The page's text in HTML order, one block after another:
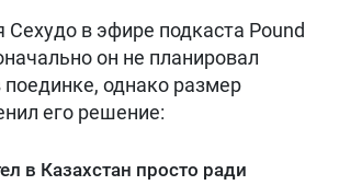
Сехудо в эфире подкаста Pound
он не планировал
поединке, однако размер
его решение:
в Казахстан просто ради